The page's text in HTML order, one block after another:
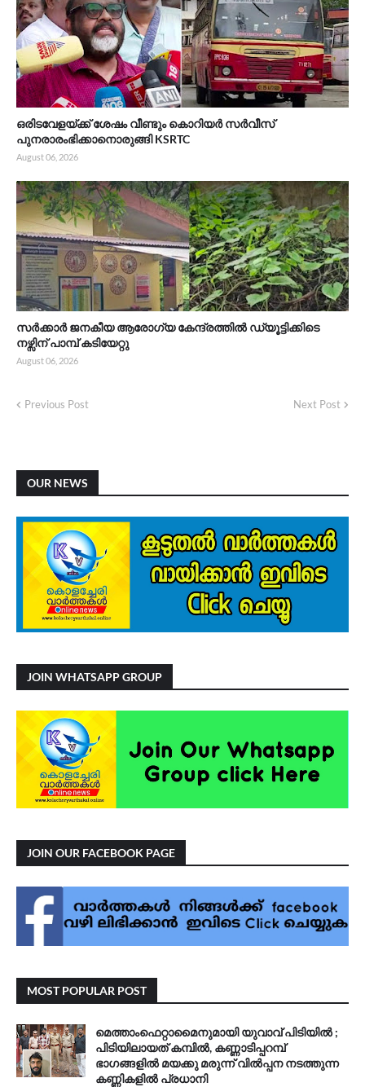
ഒരിടവേളയ്ക്ക് ശേഷം വീണ്ടും കൊറിയർ സർവീസ്
പുനരാരംഭിക്കാനൊരുങ്ങി KSRTC
August 06, 2026
സർക്കാർ ജനകീയ ആരോഗ്യ കേന്ദ്രത്തിൽ ഡ്യൂട്ടിക്കിടെ
നഴ്സിന് പാമ്പ് കടിയേറ്റു
August 06, 2026
Previous Post Next Post
OUR NEWS
JOIN WHATSAPP GROUP
JOIN OUR FACEBOOK PAGE
MOST POPULAR POST
മെത്താംഫെറ്റാമൈനുമായി യുവാവ് പിടിയിൽ ;
പിടിയിലായത് കമ്പിൽ, കണ്ണാടിപ്പറമ്പ്
ഭാഗങ്ങളിൽ മയക്കു മരുന്ന് വിൽപ്പന നടത്തുന്ന
കണ്ണികളിൽ പ്രധാനി